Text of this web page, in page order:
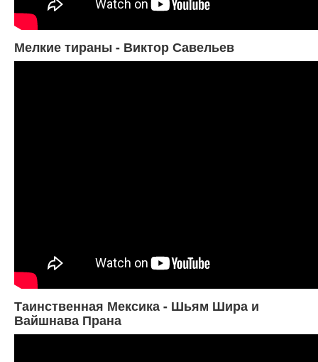
Мелкие тираны - Виктор Савельев
Таинственная Мексика - Шьям Шира и
Вайшнава Прана